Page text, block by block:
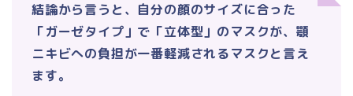
結論から言うと、自分の顔のサイズに合った
「ガーゼタイプ」で「立体型」のマスクが、顎
ニキビへの負担が一番軽減されるマスクと言え
ます。